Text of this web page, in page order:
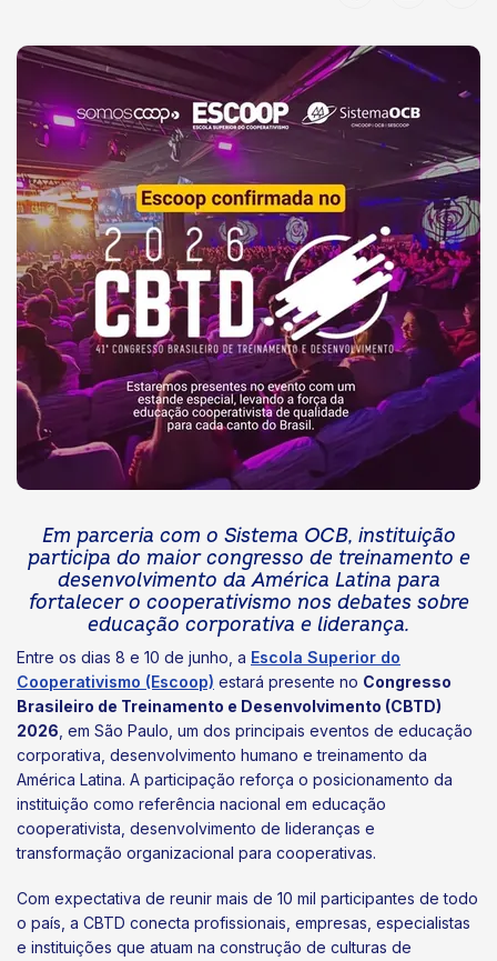
Em parceria com o Sistema OCB, instituição
participa do maior congresso de treinamento e
desenvolvimento da América Latina para
fortalecer o cooperativismo nos debates sobre
educação corporativa e liderança.
Entre os dias 8 e 10 de junho, a Escola Superior do
Cooperativismo (Escoop) estará presente no Congresso
Brasileiro de Treinamento e Desenvolvimento (CBTD)
2026 , em São Paulo, um dos principais eventos de educação
corporativa, desenvolvimento humano e treinamento da
América Latina. A participação reforça o posicionamento da
instituição como referência nacional em educação
cooperativista, desenvolvimento de lideranças e
transformação organizacional para cooperativas.
Com expectativa de reunir mais de 10 mil participantes de todo
o país, a CBTD conecta profissionais, empresas, especialistas
e instituições que atuam na construção de culturas de